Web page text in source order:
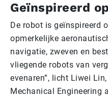
Geïnspireerd
De robot is geïnspireerd
opmerkelijke
navigatie, zweven en
vliegende robots van
evenaren”, licht Liwei
Mechanical Engineering